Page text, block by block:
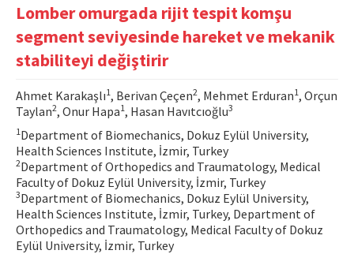
Editorial Board
Instructions
Contact Us
E-ISSN: 2687-4792
Lomber omurgada rijit tespit komşu
segment seviyesinde hareket ve mekanik
stabiliteyi değiştirir
Ahmet Karakaşlı1, Berivan Çeçen2, Mehmet Erduran1, Orçun
Taylan2, Onur Hapa1, Hasan Havıtcıoğlu3
1 Department of Biomechanics, Dokuz Eylül University,
Health Sciences Institute, İzmir, Turkey
2Department of Orthopedics and Traumatology, Medical
Faculty of Dokuz Eylül University, İzmir, Turkey
3Department of Biomechanics, Dokuz Eylül University,
Health Sciences Institute, İzmir, Turkey, Department of
Orthopedics and Traumatology, Medical Faculty of Dokuz
Eylül University, İzmir, Turkey